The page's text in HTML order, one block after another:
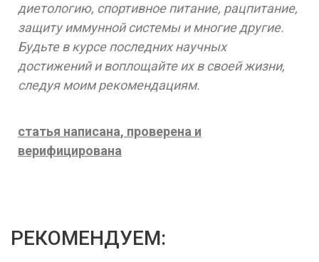
диетологию, спортивное питание, рацпитание,
защиту иммунной системы и многие другие.
Будьте в курсе последних научных
достижений и воплощайте их в своей жизни,
следуя моим рекомендациям.
статья написана, проверена и
верифицирована
РЕКОМЕНДУЕМ: